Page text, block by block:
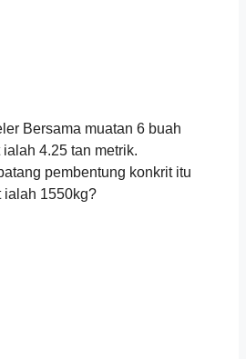
Bersama muatan 6 buah
4.25 tan metrik.
pembentung konkrit itu
ialah 1550kg?